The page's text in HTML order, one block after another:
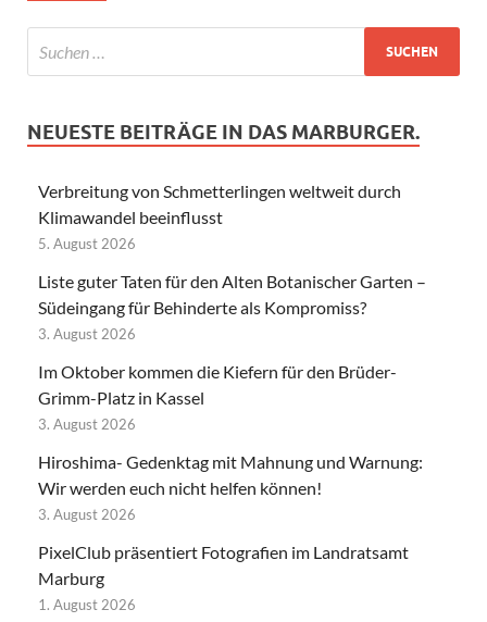
NEUESTE BEITRÄGE IN DAS MARBURGER.
Verbreitung von Schmetterlingen weltweit durch
Klimawandel beeinflusst
5. August 2026
Liste guter Taten für den Alten Botanischer Garten –
Südeingang für Behinderte als Kompromiss?
3. August 2026
Im Oktober kommen die Kiefern für den Brüder-
Grimm-Platz in Kassel
3. August 2026
Hiroshima- Gedenktag mit Mahnung und Warnung:
Wir werden euch nicht helfen können!
3. August 2026
PixelClub präsentiert Fotografien im Landratsamt
Marburg
1. August 2026